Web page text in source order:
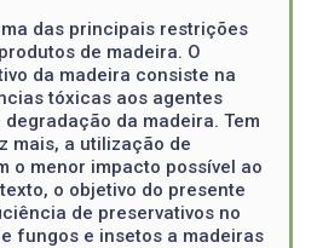
das principais restrições
de madeira. O
da madeira consiste na
tóxicas aos agentes
da madeira. Tem
mais, a utilização de
o menor impacto possível ao
o objetivo do presente
de preservativos no
fungos e insetos a madeiras